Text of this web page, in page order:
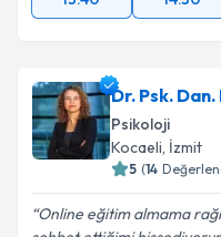
13:40
14:30
Dr. Psk.
Psikoloji
Kocaeli, İzmit
(
Online eğitim almama